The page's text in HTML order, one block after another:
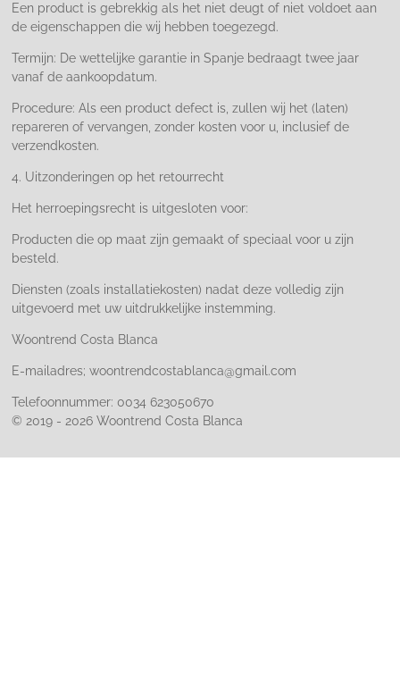
Een product is gebrekkig als het niet deugt of niet voldoet aan
de eigenschappen die wij hebben toegezegd.
Termijn: De wettelijke garantie in Spanje bedraagt twee jaar
vanaf de aankoopdatum.
Procedure: Als een product defect is, zullen wij het (laten)
repareren of vervangen, zonder kosten voor u, inclusief de
verzendkosten.
4. Uitzonderingen op het retourrecht
Het herroepingsrecht is uitgesloten voor:
Producten die op maat zijn gemaakt of speciaal voor u zijn
besteld.
Diensten (zoals installatiekosten) nadat deze volledig zijn
uitgevoerd met uw uitdrukkelijke instemming.
Woontrend Costa Blanca
E-mailadres; woontrendcostablanca@gmail.com
Telefoonnummer: 0034 623050670
© 2019 - 2026 Woontrend Costa Blanca